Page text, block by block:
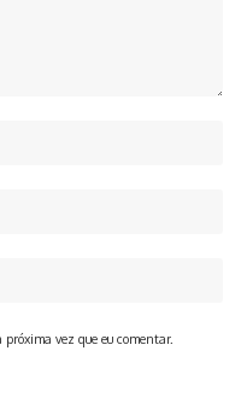
vez que eu comentar.